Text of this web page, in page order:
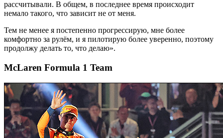
рассчитывали. В общем, в последнее время происходит
немало такого, что зависит не от меня.
Тем не менее я постепенно прогрессирую, мне более
комфортно за рулём, и я пилотирую более уверенно, поэтому
продолжу делать то, что делаю».
McLaren Formula 1 Team